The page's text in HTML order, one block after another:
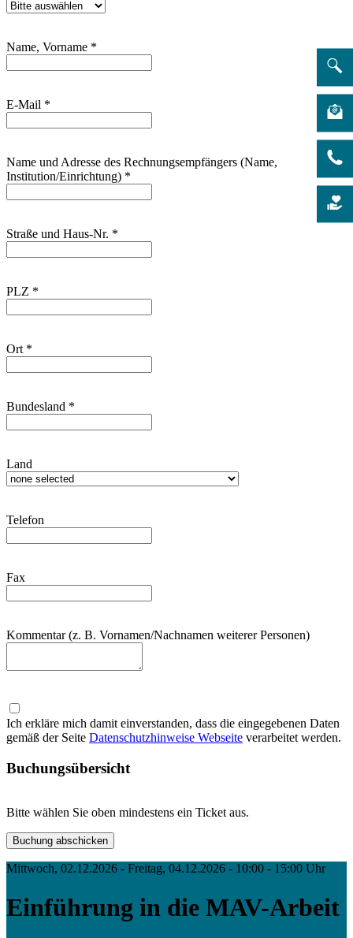
Name, Vorname *
E-Mail *
Name und Adresse des Rechnungsempfängers (Name,
Institution/Einrichtung) *
Straße und Haus-Nr. *
PLZ *
Ort *
Bundesland *
Land
Telefon
Fax
Kommentar (z. B. Vornamen/Nachnamen weiterer Personen)
Ich erkläre mich damit einverstanden, dass die eingegebenen Daten
gemäß der Seite Datenschutzhinweise Webseite verarbeitet werden.
Buchungsübersicht
Bitte wählen Sie oben mindestens ein Ticket aus.
Mittwoch, 02.12.2026 - Freitag, 04.12.2026 - 10:00 - 15:00 Uhr
Einführung in die MAV-Arbeit